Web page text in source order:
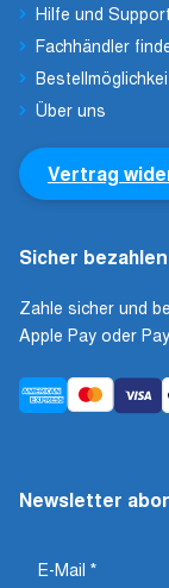
Hilfe und Support
Fachhändler
Über uns
Vertrag
Sicher bezahlen
Zahle sicher und
Apple Pay oder
Newsletter
E-Mail *